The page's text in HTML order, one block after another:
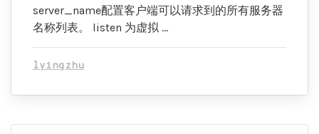
server_name配置客户端可以请求到的所有服务器
名称列表。 listen 为虚拟 …
lyingzhu